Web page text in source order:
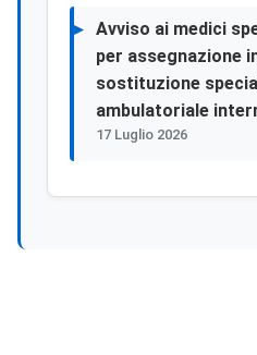
Avviso ai medici
per assegnazione
sostituzione
ambulatoriale
17 Luglio 2026